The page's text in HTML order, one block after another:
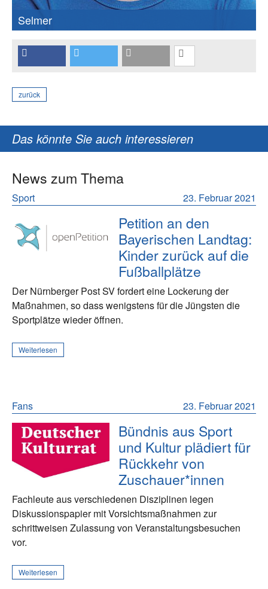
Selmer
zurück
Das könnte Sie auch interessieren
News zum Thema
23. Februar 2021
Sport
Petition an den
Bayerischen Landtag:
Kinder zurück auf die
Fußballplätze
Der Nürnberger Post SV fordert eine Lockerung der
Maßnahmen, so dass wenigstens für die Jüngsten die
Sportplätze wieder öffnen.
Weiterlesen
23. Februar 2021
Fans
Bündnis aus Sport
und Kultur plädiert für
Rückkehr von
Zuschauer*innen
Fachleute aus verschiedenen Disziplinen legen
Diskussionspapier mit Vorsichtsmaßnahmen zur
schrittweisen Zulassung von Veranstaltungsbesuchen
vor.
Weiterlesen